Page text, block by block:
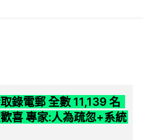
錄電郵 全數 11,139 名
喜 專家:人為疏忽+系統